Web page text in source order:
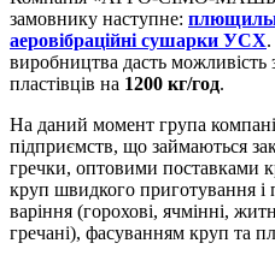
замовнику наступне:
аеровібраційні сушарки УСХ
виробництва дасть можливість
пластівців на 1200 кг/год.
На даний момент група
підприємств, що займаються
гречки, оптовими поставками
круп швидкого приготування і
варіння (горохові, ячмінні,
гречані), фасуванням круп та